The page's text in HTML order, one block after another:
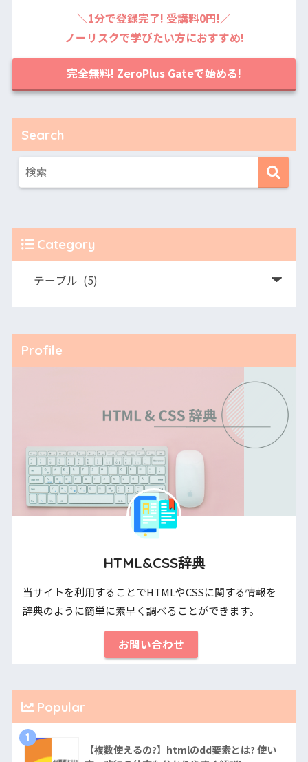
＼1分で登録完了! 受講料0円!／
ノーリスクで学びたい方におすすめ!
完全無料! ZeroPlus Gateで始める!
Search
Category
Profile
HTML&CSS辞典
当サイトを利用することでHTMLやCSSに関する情報を
辞典のように簡単に素早く調べることができます。
お問い合わせ
Popular
1
【複数使えるの?】htmlのdd要素とは? 使い